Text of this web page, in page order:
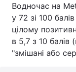
Водночас на
у 72 зі 100
цілому
в 5,7 з 10 балів
"змішані або